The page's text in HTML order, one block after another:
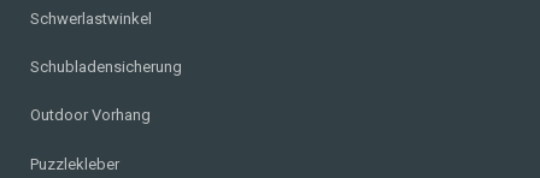
Schwerlastwinkel
Schubladensicherung
Outdoor Vorhang
Puzzlekleber